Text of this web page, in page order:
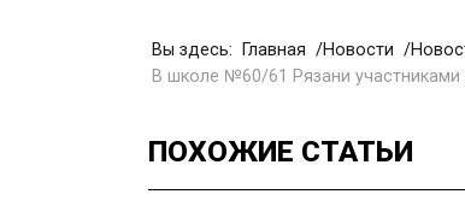
Вы здесь: Главная Новости
В школе №60/61 Рязани участниками
ПОХОЖИЕ СТАТЬИ